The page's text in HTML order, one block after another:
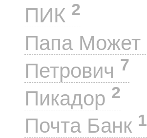
ПИК 2
Папа Может
Петрович 7
Пикадор 2
Почта Банк 1